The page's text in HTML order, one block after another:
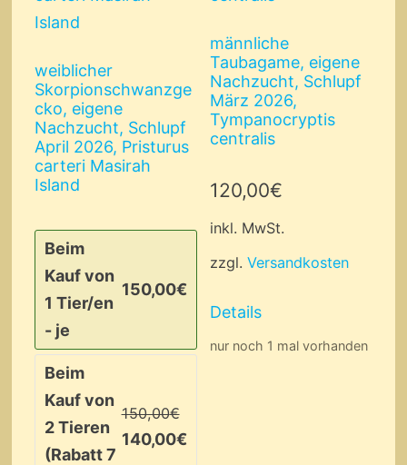
weiblicher
Skorpionschwanzge
cko, eigene
Nachzucht, Schlupf
April 2026, Pristurus
carteri Masirah
Island
Beim
Kauf von
1 Tier/en
- je
150,00€
Beim
Kauf von
2 Tieren
(Rabatt 7
150,00€
140,00€
männliche
Taubagame, eigene
Nachzucht, Schlupf
März 2026,
Tympanocryptis
centralis
120,00€
inkl. MwSt.
zzgl.Versandkosten
Details
nur noch 1 mal vorhanden